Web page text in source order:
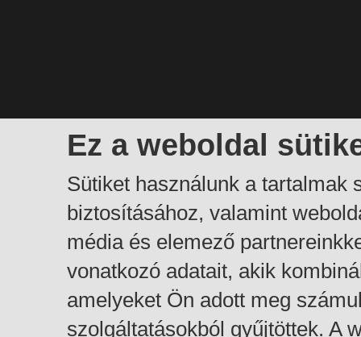
Ez a weboldal
Sütiket használunk a tartalmak
biztosításához, valamint
média és elemező
vonatkozó adatait, akik
amelyeket Ön adott meg
szolgáltatásokból gyűjtöttek. A